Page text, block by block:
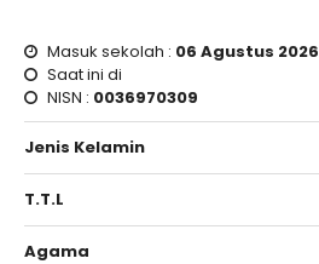
Masuk sekolah : 06 Agustus 2026
Saat ini di
NISN : 0036970309
Jenis Kelamin
T.T.L
Agama